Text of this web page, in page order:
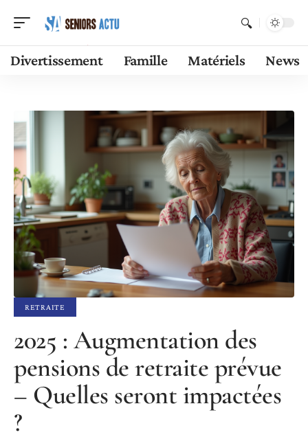
Divertissement Famille Matériels News
RETRAITE
2025 : Augmentation des
pensions de retraite prévue
– Quelles seront impactées
?